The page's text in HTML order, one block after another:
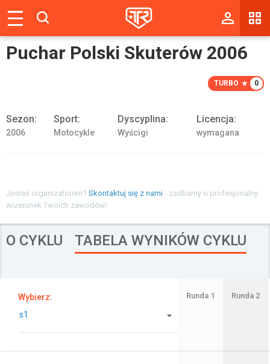
Tablica
Galerie
Giełda
Puchar Polski Skuterów 2006
TURBO 0
Sezon:
2006
Sport:
Motocykle
Dyscyplina:
Wyścigi
Licencja:
wymagana
Jesteś organizatorem? Skontaktuj się z nami - zadbamy o profesjonalny
wizerunek Twoich zawodów!
O CYKLU TABELA WYNIKÓW CYKLU
Wybierz:
s1
Runda 1 Runda 2